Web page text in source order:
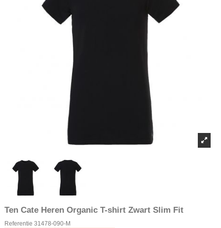
Ten Cate Heren Organic T-shirt Zwart Slim Fit
Referentie 31478-090-M